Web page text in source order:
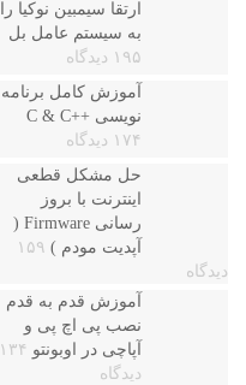
ارتقا سیمبین نوکیا را
به سیستم عامل بل
۱۹۵ دیدگاه
آموزش کامل برنامه
نویسی ++C & C
۱۷۴ دیدگاه
حل مشکل قطعی
اینترنت با بروز
رسانی Firmware (
آپدیت مودم ) ۱۵۹
دیدگاه
آموزش قدم به قدم
نصب پی اچ پی و
آپاچی در اوبونتو ۱۳۴
دیدگاه